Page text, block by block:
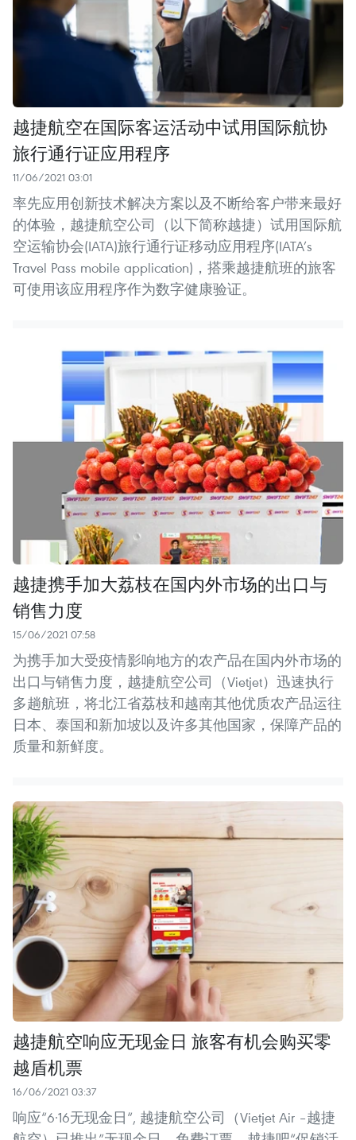
越捷航空在国际客运活动中试用国际航协
旅行通行证应用程序
11/06/2021 03:01
率先应用创新技术解决方案以及不断给客户带来最好
的体验，越捷航空公司（以下简称越捷）试用国际航
空运输协会(IATA)旅行通行证移动应用程序(IATA’s
Travel Pass mobile application)，搭乘越捷航班的旅客
可使用该应用程序作为数字健康验证。
越捷携手加大荔枝在国内外市场的出口与
销售力度
15/06/2021 07:58
为携手加大受疫情影响地方的农产品在国内外市场的
出口与销售力度，越捷航空公司（Vietjet）迅速执行
多趟航班，将北江省荔枝和越南其他优质农产品运往
日本、泰国和新加坡以及许多其他国家，保障产品的
质量和新鲜度。
越捷航空响应无现金日 旅客有机会购买零
越盾机票
16/06/2021 03:37
响应“6·16无现金日“, 越捷航空公司（Vietjet Air –越捷